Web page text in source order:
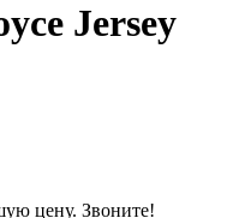
Jersey
цену. Звоните!